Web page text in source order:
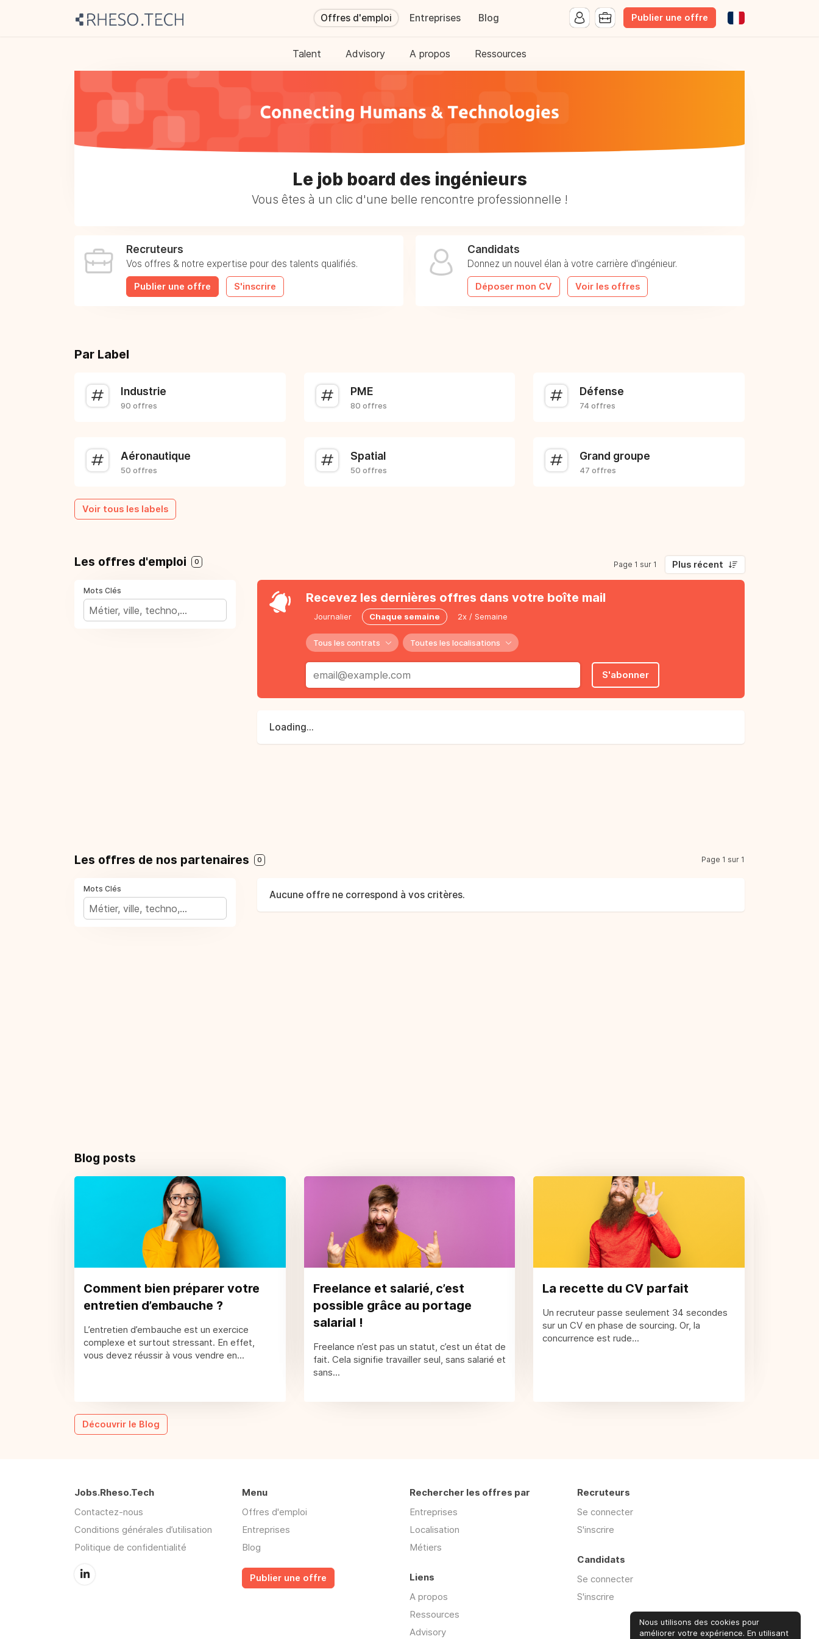
Offres d'emploi Entreprises Blog Publier une offre
Talent Advisory A propos Ressources
Le job board des ingénieurs
Vous êtes à un clic d'une belle rencontre professionnelle !
Recruteurs
Vos offres & notre expertise pour des talents qualifiés.
Publier une offre S'inscrire
Candidats
Donnez un nouvel élan à votre carrière d'ingénieur.
Déposer mon CV Voir les offres
Par Label
Industrie
90 offres
PME
80 offres
Défense
74 offres
Aéronautique
50 offres
Spatial
50 offres
Grand groupe
47 offres
Voir tous les labels
Les offres d'emploi 0 Page 1 sur 1 Plus récent
Mots Clés Recevez les dernières offres dans votre boîte mail
Journalier Chaque semaine 2x / Semaine
Tous les contrats Toutes les localisations
S'abonner
Loading...
Les offres de nos partenaires 0 Page 1 sur 1
Mots Clés
Aucune offre ne correspond à vos critères.
Blog posts
Comment bien préparer votre
entretien d’embauche ?
L’entretien d’embauche est un exercice
complexe et surtout stressant. En effet,
vous devez réussir à vous vendre en...
Freelance et salarié, c’est
possible grâce au portage
salarial !
Freelance n’est pas un statut, c’est un état de
fait. Cela signifie travailler seul, sans salarié et
sans...
La recette du CV parfait
Un recruteur passe seulement 34 secondes
sur un CV en phase de sourcing. Or, la
concurrence est rude...
Découvrir le Blog
Jobs.Rheso.Tech
Contactez-nous
Conditions générales d’utilisation
Politique de confidentialité
Menu
Offres d'emploi
Entreprises
Blog
Publier une offre
Rechercher les offres par
Entreprises
Localisation
Métiers
Recruteurs
Se connecter
S'inscrire
Candidats
Se connecter
S'inscrire
Liens
A propos
Ressources
Advisory
Nous utilisons des cookies pour
améliorer votre expérience. En utilisant